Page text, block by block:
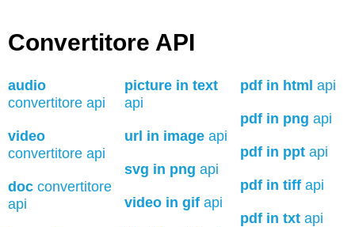
Convertitore API
audio
convertitore api
video
convertitore api
doc convertitore
api
picture in text
api
url in imageapi
svg in png api
video in gifapi
pdf in html api
pdf in png api
pdf in ppt api
pdf in tiff api
pdf in txt api